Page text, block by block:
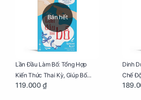
Bán hết
Lần Đầu Làm Bố: Tổng Hợp
Kiến Thức Thai Kỳ, Giúp Bố
Thấu Hiểu Hơn Về Mẹ Bầu Và
119.000 ₫
Dinh
Chế
Khỏe,